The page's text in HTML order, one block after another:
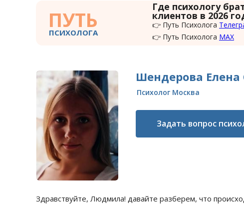
ПУТЬ
ПСИХОЛОГА
Где психологу
клиентов в 2026
👉 Путь Психолога
👉 Путь Психолога MAX
Шендерова Елена
Психолог Москва
Задать вопрос
Здравствуйте, Людмила! давайте разберем, что